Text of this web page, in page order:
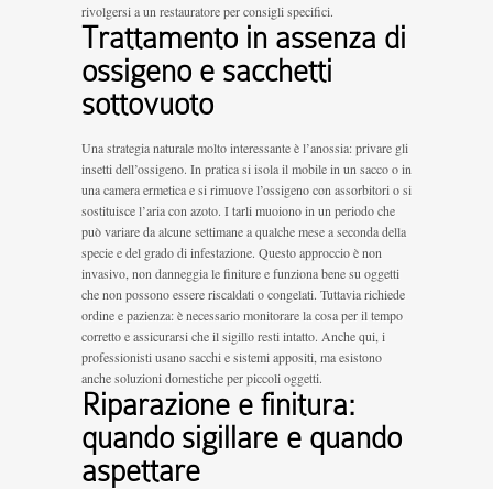
rivolgersi a un restauratore per consigli specifici.
Trattamento in assenza di
ossigeno e sacchetti
sottovuoto
Una strategia naturale molto interessante è l’anossia: privare gli
insetti dell’ossigeno. In pratica si isola il mobile in un sacco o in
una camera ermetica e si rimuove l’ossigeno con assorbitori o si
sostituisce l’aria con azoto. I tarli muoiono in un periodo che
può variare da alcune settimane a qualche mese a seconda della
specie e del grado di infestazione. Questo approccio è non
invasivo, non danneggia le finiture e funziona bene su oggetti
che non possono essere riscaldati o congelati. Tuttavia richiede
ordine e pazienza: è necessario monitorare la cosa per il tempo
corretto e assicurarsi che il sigillo resti intatto. Anche qui, i
professionisti usano sacchi e sistemi appositi, ma esistono
anche soluzioni domestiche per piccoli oggetti.
Riparazione e finitura:
quando sigillare e quando
aspettare